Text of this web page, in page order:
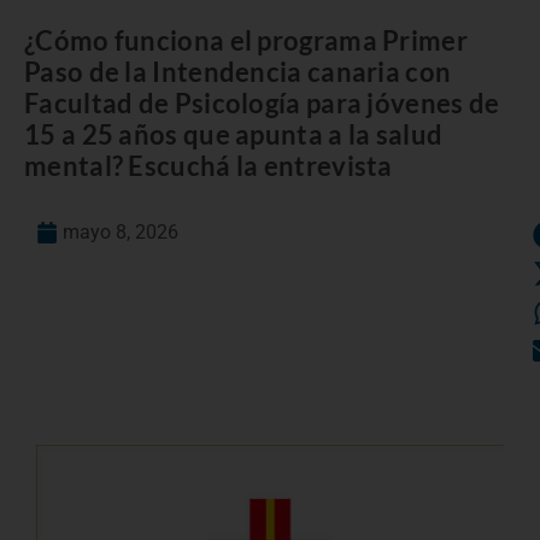
¿Cómo funciona el programa Primer
Paso de la Intendencia canaria con
Facultad de Psicología para jóvenes de
15 a 25 años que apunta a la salud
mental? Escuchá la entrevista
mayo 8, 2026